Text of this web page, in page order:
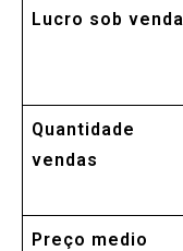
Lucro sob venda
Quantidade
vendas
Preço medio